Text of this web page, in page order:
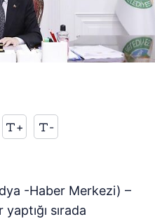
+ -
-Haber Merkezi) –
sırada